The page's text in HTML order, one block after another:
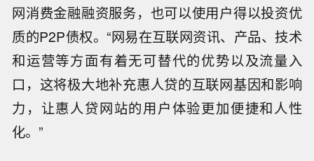
网消费金融融资服务，也可以使用户得以投资优
质的P2P债权。“网易在互联网资讯、产品、技术
和运营等方面有着无可替代的优势以及流量入
口，这将极大地补充惠人贷的互联网基因和影响
力，让惠人贷网站的用户体验更加便捷和人性
化。”